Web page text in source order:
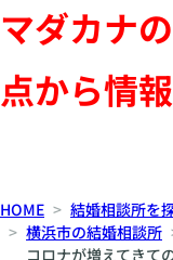
マダカナ
点から情
HOME 結婚相談所を
横浜市の結婚相談所
コロナが増えてきて